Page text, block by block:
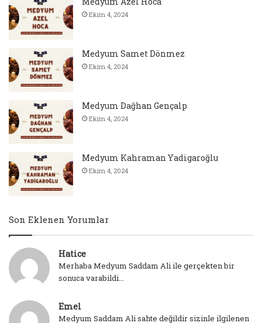
Ekim 4, 2024
Medyum Samet Dönmez
Ekim 4, 2024
Medyum Dağhan Gençalp
Ekim 4, 2024
Medyum Kahraman Yadigaroğlu
Ekim 4, 2024
Son Eklenen Yorumlar
Hatice
Merhaba Medyum Saddam Ali ile gerçekten bir
sonuca varabildi...
Emel
Medyum Saddam Ali sahte değildir sizinle ilgilenen